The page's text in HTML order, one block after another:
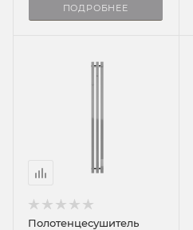
ПОДРОБНЕЕ
Полотенцесушитель